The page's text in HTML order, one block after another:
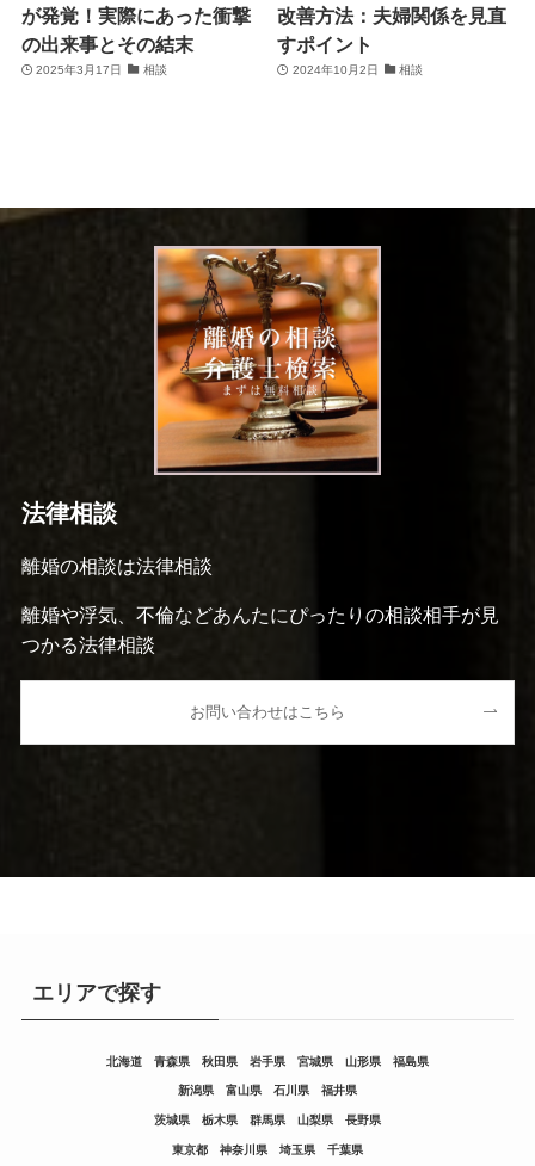
が発覚！実際にあった衝撃
の出来事とその結末
2025年3月17日 相談
改善方法：夫婦関係を見直
すポイント
2024年10月2日 相談
法律相談
離婚の相談は法律相談
離婚や浮気、不倫などあんたにぴったりの相談相手が見
つかる法律相談
お問い合わせはこちら
エリアで探す
北海道 青森県 秋田県 岩手県 宮城県 山形県 福島県
新潟県 富山県 石川県 福井県
茨城県 栃木県 群馬県 山梨県 長野県
東京都 神奈川県 埼玉県 千葉県